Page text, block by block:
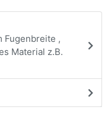
Fugenbreite ,
Material z.B.